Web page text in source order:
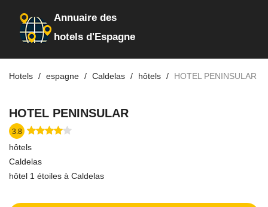
Annuaire des
hotels d'Espagne
Hotels espagne Caldelas hôtels HOTEL PENINSULAR
HOTEL PENINSULAR
3.8
hôtels
Caldelas
hôtel 1 étoiles à Caldelas